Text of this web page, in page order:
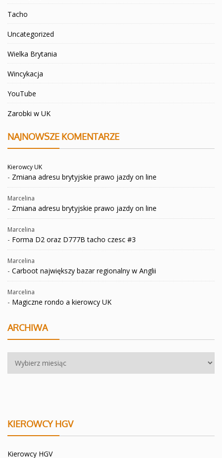
Tacho
Uncategorized
Wielka Brytania
Wincykacja
YouTube
Zarobki w UK
NAJNOWSZE KOMENTARZE
Kierowcy UK
- Zmiana adresu brytyjskie prawo jazdy on line
Marcelina
- Zmiana adresu brytyjskie prawo jazdy on line
Marcelina
- Forma D2 oraz D777B tacho czesc #3
Marcelina
- Carboot największy bazar regionalny w Anglii
Marcelina
- Magiczne rondo a kierowcy UK
ARCHIWA
KIEROWCY HGV
Kierowcy HGV